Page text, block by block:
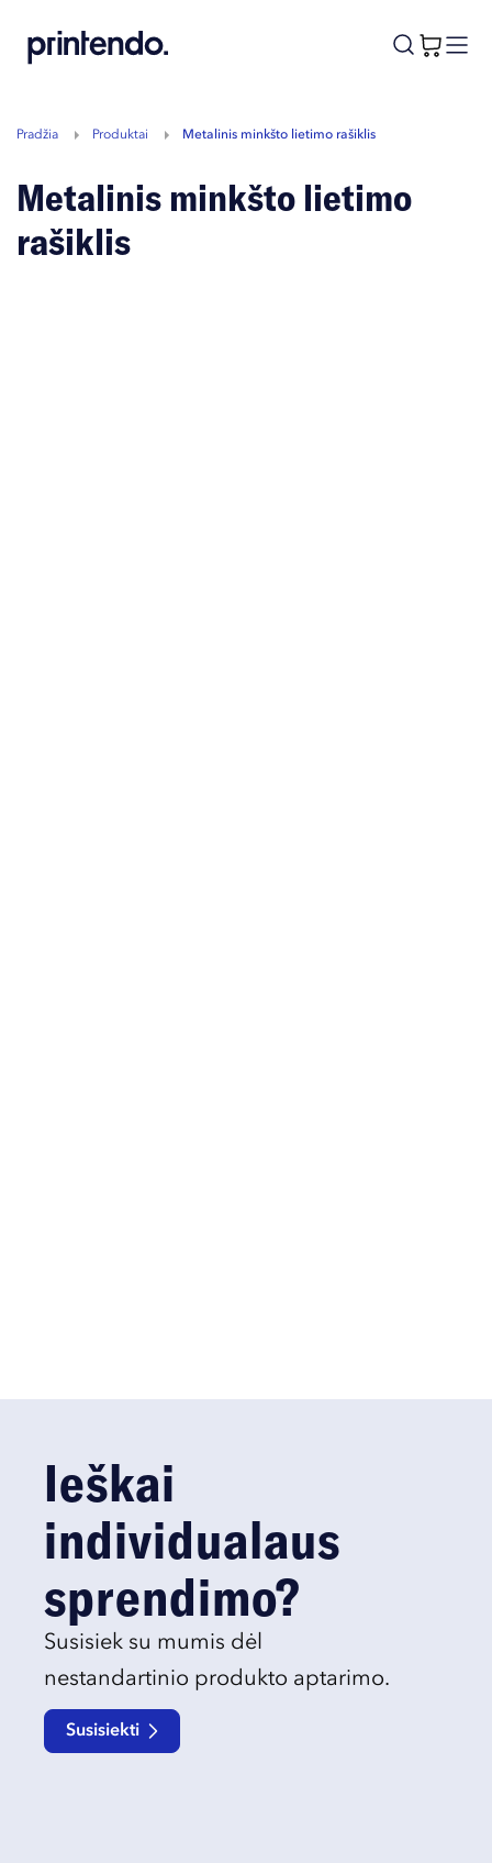
A
Pradžia Produktai Metalinis minkšto lietimo rašiklis
Metalinis minkšto lietimo
rašiklis
Ieškai
individualaus
sprendimo?
Susisiek su mumis dėl
nestandartinio produkto aptarimo.
Susisiekti